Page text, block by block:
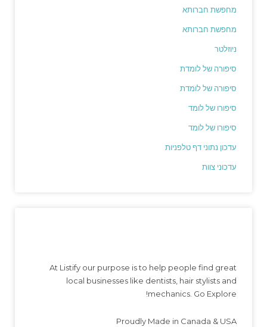
מחפשת חברותא
מחפשת חברותא
ניוזלטר
סיפורה של לומדת
סיפורה של לומדת
סיפורו של לומד
סיפורו של לומד
עדכון נתוני דף טלפניות
עדכוני צוות
At Listify our purpose is to help people find great
local businesses like dentists, hair stylists and
mechanics. Go Explore!
Proudly Made in Canada & USA